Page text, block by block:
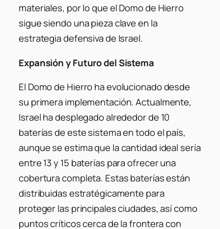
materiales, por lo que el Domo de Hierro
sigue siendo una pieza clave en la
estrategia defensiva de Israel.
Expansión y Futuro del Sistema
El Domo de Hierro ha evolucionado desde
su primera implementación. Actualmente,
Israel ha desplegado alrededor de 10
baterías de este sistema en todo el país,
aunque se estima que la cantidad ideal sería
entre 13 y 15 baterías para ofrecer una
cobertura completa. Estas baterías están
distribuidas estratégicamente para
proteger las principales ciudades, así como
puntos críticos cerca de la frontera con